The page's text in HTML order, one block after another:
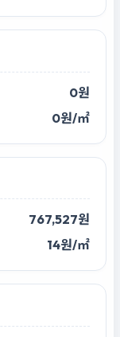
0원
0원/㎡
767,527원
14원/㎡